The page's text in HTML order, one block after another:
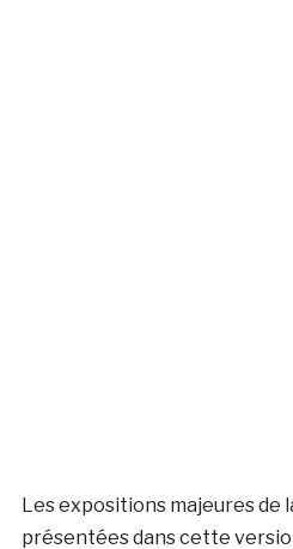
Les expositions majeures de
présentées dans cette